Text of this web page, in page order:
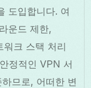
도입합니다. 여
운드 제한,
크 스택 처리
정적인 VPN 서
므로, 어떠한 변